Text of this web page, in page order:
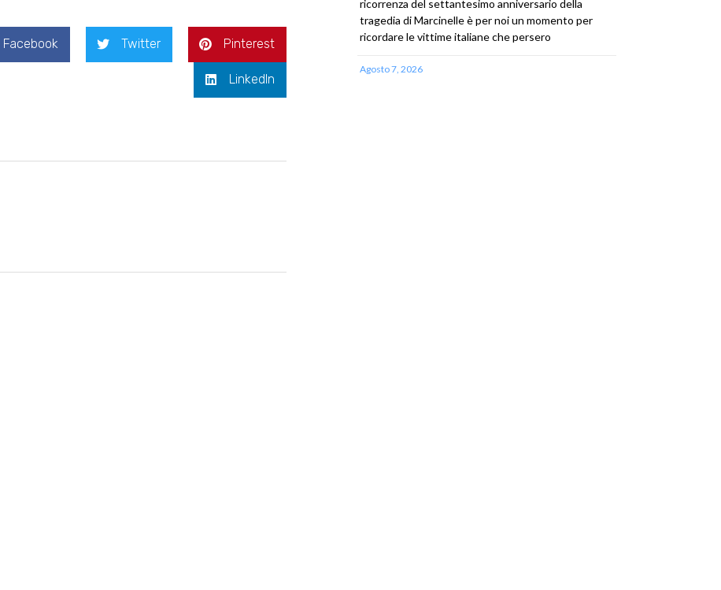
Facebook Twitter Pinterest
LinkedIn
ricorrenza del settantesimo anniversario della
tragedia di Marcinelle è per noi un momento per
ricordare le vittime italiane che persero
Agosto 7, 2026